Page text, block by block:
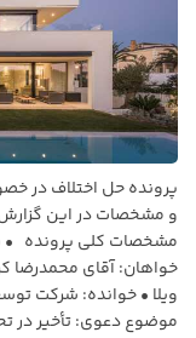
پرونده حل اختلاف در
و مشخصات در این
خواهان: آقای
ویلا • خوانده: شرکت
موضوع دعوی: تأخیر در